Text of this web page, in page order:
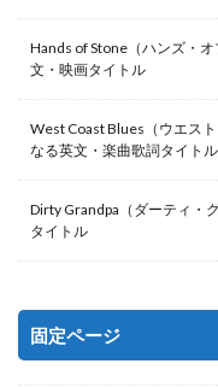
Hands of Stone（ハンズ・
文・映画タイトル
West Coast Blues（ウエス
なる英文・楽曲歌詞タイトル
Dirty Grandpa（ダーティ・
タイトル
固定ページ